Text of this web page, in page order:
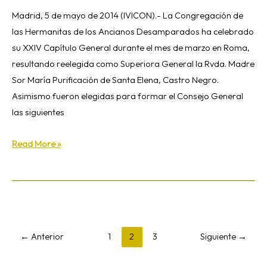
Madrid, 5 de mayo de 2014 (IVICON).- La Congregación de
las Hermanitas de los Ancianos Desamparados ha celebrado
su XXIV Capítulo General durante el mes de marzo en Roma,
resultando reelegida como Superiora General la Rvda. Madre
Sor María Purificación de Santa Elena, Castro Negro.
Asimismo fueron elegidas para formar el Consejo General
las siguientes
Read More »
← Anterior 1 2 3 Siguiente →